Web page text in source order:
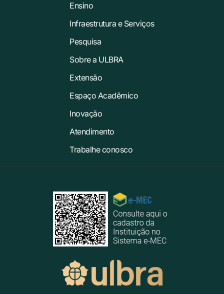
Ensino
Infraestrutura e Serviços
Pesquisa
Sobre a ULBRA
Extensão
Espaço Acadêmico
Inovação
Atendimento
Trabalhe conosco